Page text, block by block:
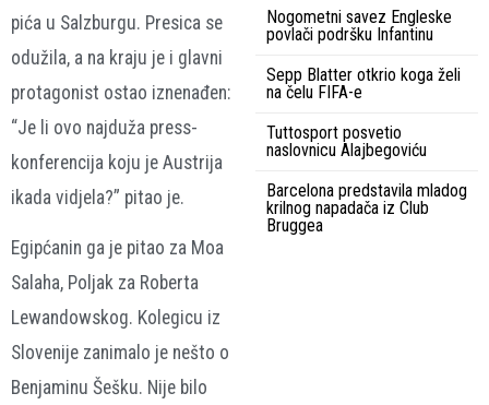
pića u Salzburgu. Presica se
odužila, a na kraju je i glavni
protagonist ostao iznenađen:
“Je li ovo najduža press-
konferencija koju je Austrija
ikada vidjela?” pitao je.
Egipćanin ga je pitao za Moa
Salaha, Poljak za Roberta
Lewandowskog. Kolegicu iz
Slovenije zanimalo je nešto o
Benjaminu Šešku. Nije bilo
Nogometni savez Engleske
povlači podršku Infantinu
Sepp Blatter otkrio koga želi
na čelu FIFA-e
Tuttosport posvetio
naslovnicu Alajbegoviću
Barcelona predstavila mladog
krilnog napadača iz Club
Bruggea